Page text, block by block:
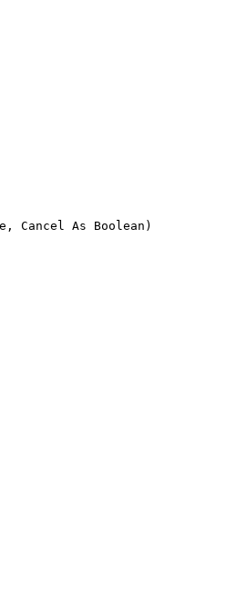
Cancel As Boolean)